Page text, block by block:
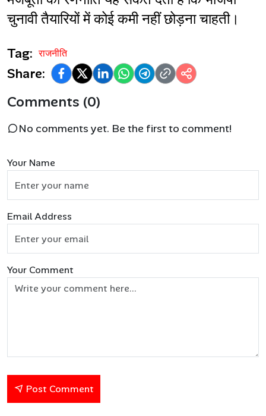
चुनावी तैयारियों में कोई कमी नहीं छोड़ना चाहती।
Tag: राजनीति
Share:
Comments (0)
No comments yet. Be the first to comment!
Your Name
Email Address
Your Comment
Post Comment